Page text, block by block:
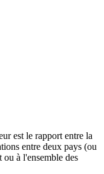
est le rapport entre la
entre deux pays (ou
à l'ensemble des